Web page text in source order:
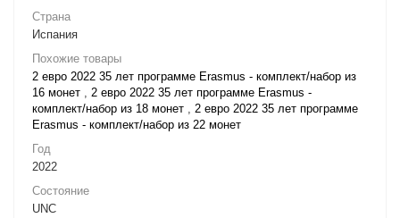
Страна
Испания
Похожие товары
2 евро 2022 35 лет программе Erasmus - комплект/набор из
16 монет , 2 евро 2022 35 лет программе Erasmus -
комплект/набор из 18 монет , 2 евро 2022 35 лет программе
Erasmus - комплект/набор из 22 монет
Год
2022
Состояние
UNC